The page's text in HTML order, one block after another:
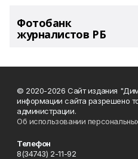
Фотобанк
журналистов РБ
© 2020-2026 Сайт издания
информации сайта разрешено
администрации.
Об использовании
Телефон
8(34743) 2-11-92